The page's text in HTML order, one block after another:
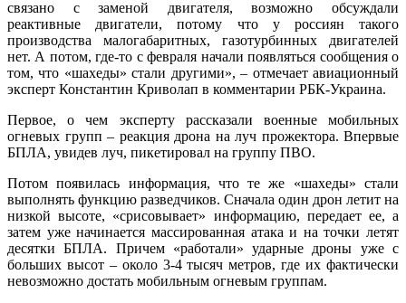
связано с заменой двигателя, возможно обсуждали
реактивные двигатели, потому что у россиян такого
производства малогабаритных, газотурбинных двигателей
нет. А потом, где-то с февраля начали появляться сообщения о
том, что «шахеды» стали другими», – отмечает авиационный
эксперт Константин Криволап в комментарии РБК-Украина.
Первое, о чем эксперту рассказали военные мобильных
огневых групп – реакция дрона на луч прожектора. Впервые
БПЛА, увидев луч, пикетировал на группу ПВО.
Потом появилась информация, что те же «шахеды» стали
выполнять функцию разведчиков. Сначала один дрон летит на
низкой высоте, «срисовывает» информацию, передает ее, а
затем уже начинается массированная атака и на точки летят
десятки БПЛА. Причем «работали» ударные дроны уже с
больших высот – около 3-4 тысяч метров, где их фактически
невозможно достать мобильным огневым группам.